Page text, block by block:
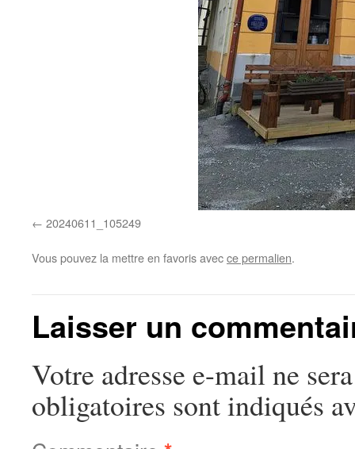
20240611_105249
Vous pouvez la mettre en favoris avecce permalien.
Laisser un
Votre adresse e-mail ne
obligatoires sont indiqués